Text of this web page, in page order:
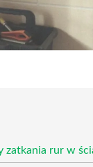
zatkania rur w